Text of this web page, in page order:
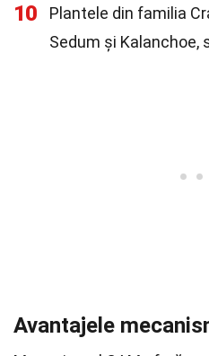
10
Plantele din familia
Sedum și Kalanchoe,
Avantajele